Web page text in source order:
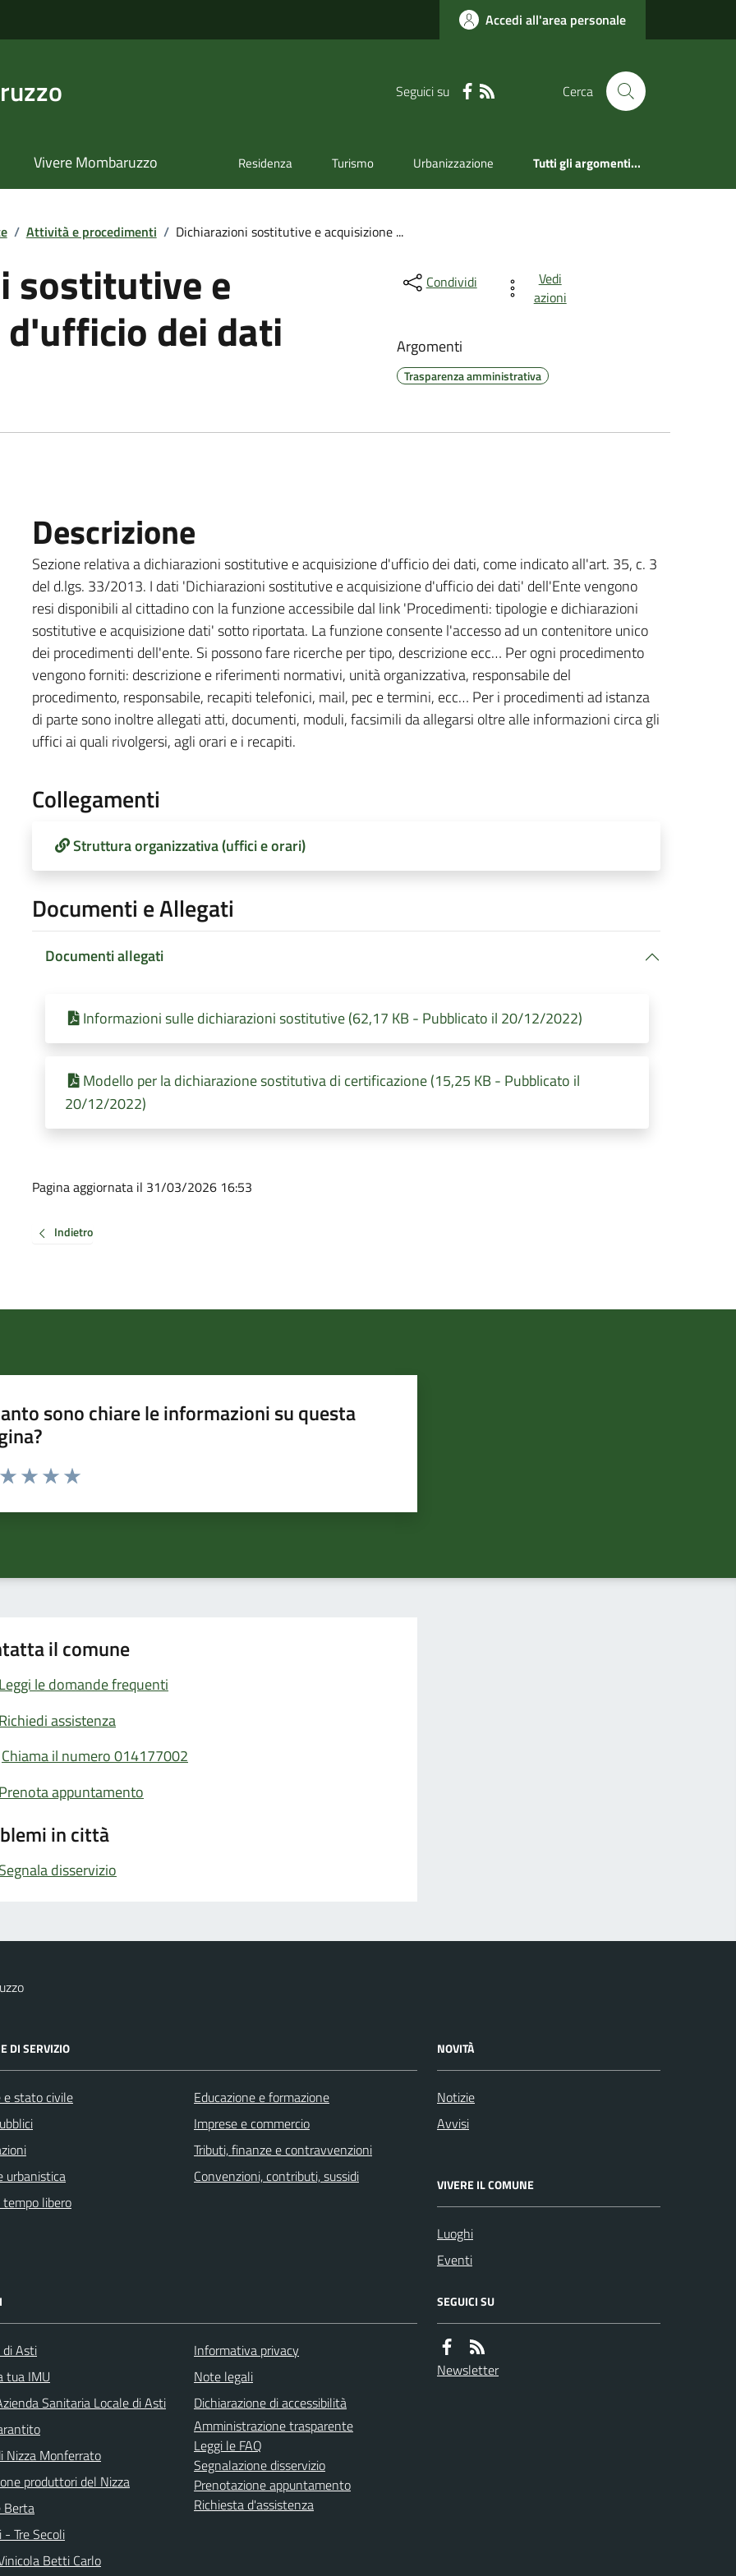
Accedi all'area personale
Seguici su Cerca
Vivere Mombaruzzo Residenza Turismo Urbanizzazione Tutti gli argomenti...
/ Attività e procedimenti / Dichiarazioni sostitutive e acquisizione ...
sostitutive e
dei dati
Condividi
Vedi
azioni
Argomenti
Trasparenza amministrativa
Descrizione
Sezione relativa a dichiarazioni sostitutive e acquisizione d'ufficio dei dati, come indicato all'art. 35, c. 3
del d.lgs. 33/2013. I dati 'Dichiarazioni sostitutive e acquisizione d'ufficio dei dati' dell'Ente vengono
resi disponibili al cittadino con la funzione accessibile dal link 'Procedimenti: tipologie e dichiarazioni
sostitutive e acquisizione dati' sotto riportata. La funzione consente l'accesso ad un contenitore unico
dei procedimenti dell'ente. Si possono fare ricerche per tipo, descrizione ecc… Per ogni procedimento
vengono forniti: descrizione e riferimenti normativi, unità organizzativa, responsabile del
procedimento, responsabile, recapiti telefonici, mail, pec e termini, ecc… Per i procedimenti ad istanza
di parte sono inoltre allegati atti, documenti, moduli, facsimili da allegarsi oltre alle informazioni circa gli
uffici ai quali rivolgersi, agli orari e i recapiti.
Collegamenti
Struttura organizzativa (uffici e orari)
Documenti e Allegati
Documenti allegati
Informazioni sulle dichiarazioni sostitutive (62,17 KB - Pubblicato il 20/12/2022)
Modello per la dichiarazione sostitutiva di certificazione (15,25 KB - Pubblicato il
20/12/2022)
Pagina aggiornata il 31/03/2026 16:53
Indietro
sono chiare le informazioni su questa
da 1 a 5 stelle la pagina
il comune
Leggi le domande frequenti
Richiedi assistenza
Chiama il numero 014177002
Prenota appuntamento
in città
Segnala disservizio
DI SERVIZIO
e stato civile
urbanistica
libero
Educazione e formazione
Imprese e commercio
Tributi, finanze e contravvenzioni
Convenzioni, contributi, sussidi
NOVITÀ
Notizie
Avvisi
VIVERE IL COMUNE
Luoghi
Eventi
di Asti
tua IMU
Sanitaria Locale di Asti
Nizza Monferrato
produttori del Nizza
Berta
Tre Secoli
Betti Carlo
Informativa privacy
Note legali
Dichiarazione di accessibilità
Amministrazione trasparente
Leggi le FAQ
Segnalazione disservizio
Prenotazione appuntamento
Richiesta d'assistenza
SEGUICI SU
Newsletter